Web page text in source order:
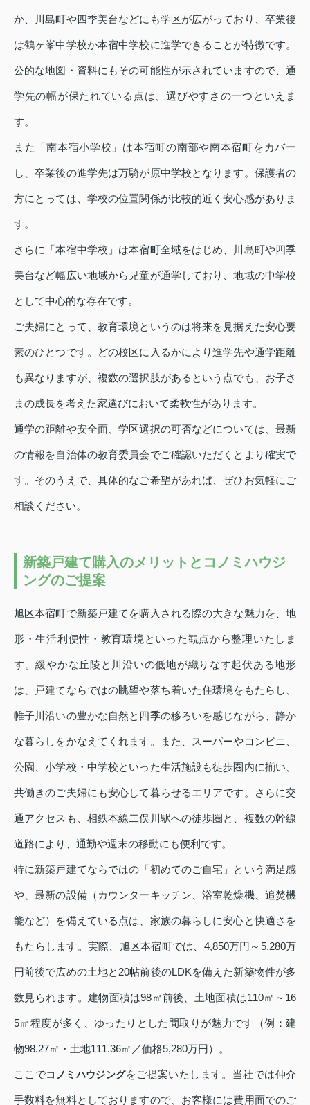
か、川島町や四季美台などにも学区が広がっており、卒業後
は鶴ヶ峯中学校か本宿中学校に進学できることが特徴です。
公的な地図・資料にもその可能性が示されていますので、通
学先の幅が保たれている点は、選びやすさの一つといえま
す。
また「南本宿小学校」は本宿町の南部や南本宿町をカバー
し、卒業後の進学先は万騎が原中学校となります。保護者の
方にとっては、学校の位置関係が比較的近く安心感がありま
す。
さらに「本宿中学校」は本宿町全域をはじめ、川島町や四季
美台など幅広い地域から児童が通学しており、地域の中学校
として中心的な存在です。
ご夫婦にとって、教育環境というのは将来を見据えた安心要
素のひとつです。どの校区に入るかにより進学先や通学距離
も異なりますが、複数の選択肢があるという点でも、お子さ
まの成長を考えた家選びにおいて柔軟性があります。
通学の距離や安全面、学区選択の可否などについては、最新
の情報を自治体の教育委員会でご確認いただくとより確実で
す。そのうえで、具体的なご希望があれば、ぜひお気軽にご
相談ください。
新築戸建て購入のメリットとコノミハウジ
ングのご提案
旭区本宿町で新築戸建てを購入される際の大きな魅力を、地
形・生活利便性・教育環境といった観点から整理いたしま
す。緩やかな丘陵と川沿いの低地が織りなす起伏ある地形
は、戸建てならではの眺望や落ち着いた住環境をもたらし、
帷子川沿いの豊かな自然と四季の移ろいを感じながら、静か
な暮らしをかなえてくれます。また、スーパーやコンビニ、
公園、小学校・中学校といった生活施設も徒歩圏内に揃い、
共働きのご夫婦にも安心して暮らせるエリアです。さらに交
通アクセスも、相鉄本線二俣川駅への徒歩圏と、複数の幹線
道路により、通勤や週末の移動にも便利です。
特に新築戸建てならではの「初めてのご自宅」という満足感
や、最新の設備（カウンターキッチン、浴室乾燥機、追焚機
能など）を備えている点は、家族の暮らしに安心と快適さを
もたらします。実際、旭区本宿町では、4,850万円～5,280万
円前後で広めの土地と20帖前後のLDKを備えた新築物件が多
数見られます。建物面積は98㎡前後、土地面積は110㎡～16
5㎡程度が多く、ゆったりとした間取りが魅力です（例：建
物98.27㎡・土地111.36㎡／価格5,280万円）。
ここでコノミハウジングをご提案いたします。当社では仲介
手数料を無料としておりますので、お客様には費用面でのご